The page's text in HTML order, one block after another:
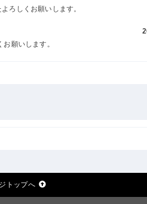
ろしくお願いします。
願いします。
トップへ